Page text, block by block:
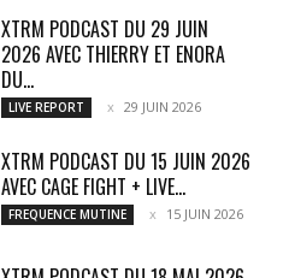
XTRM PODCAST DU 29 JUIN
2026 AVEC THIERRY ET ENORA
DU...
LIVE REPORT 29 JUIN 2026
XTRM PODCAST DU 15 JUIN 2026
AVEC CAGE FIGHT + LIVE...
FREQUENCE MUTINE 15 JUIN 2026